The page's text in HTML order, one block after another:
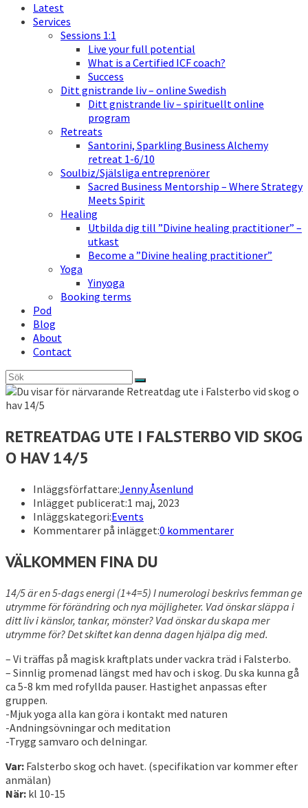
Latest
Services
Sessions 1:1
Live your full potential
What is a Certified ICF coach?
Success
Ditt gnistrande liv – online Swedish
Ditt gnistrande liv – spirituellt online
program
Retreats
Santorini, Sparkling Business Alchemy
retreat 1-6/10
Soulbiz/Själsliga entreprenörer
Sacred Business Mentorship – Where Strategy
Meets Spirit
Healing
Utbilda dig till ”Divine healing practitioner” –
utkast
Become a ”Divine healing practitioner”
Yoga
Yinyoga
Booking terms
Pod
Blog
About
Contact
RETREATDAG UTE I FALSTERBO VID SKOG
O HAV 14/5
Inläggsförfattare:Jenny Åsenlund
Inlägget publicerat:1 maj, 2023
Inläggskategori:Events
Kommentarer på inlägget:0 kommentarer
VÄLKOMMEN FINA DU
14/5 är en 5-dags energi (1+4=5) I numerologi beskrivs femman ge
utrymme för förändring och nya möjligheter. Vad önskar släppa i
ditt liv i känslor, tankar, mönster? Vad önskar du skapa mer
utrymme för? Det skiftet kan denna dagen hjälpa dig med.
– Vi träffas på magisk kraftplats under vackra träd i Falsterbo.
– Sinnlig promenad längst med hav och i skog. Du ska kunna gå
ca 5-8 km med rofyllda pauser. Hastighet anpassas efter
gruppen.
-Mjuk yoga alla kan göra i kontakt med naturen
-Andningsövningar och meditation
-Trygg samvaro och delningar.
Var: Falsterbo skog och havet. (specifikation var kommer efter
anmälan)
När: kl 10-15